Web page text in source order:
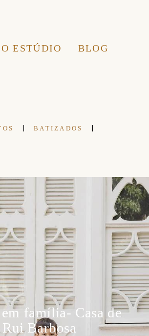
O ESTÚDIO BLOG
BATIZADOS
família- Casa de
Rui Barbosa